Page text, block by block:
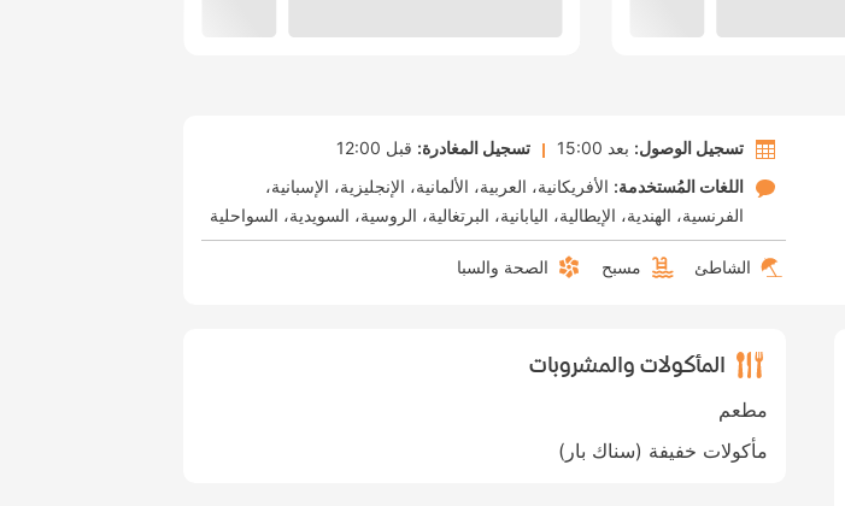
تسجيل الوصول: بعد 15:00 تسجيل المغادرة: قبل 12:00
اللغات المُستخدمة: الأفريكانية العربية الألمانية الإنجليزية
الإسبانية
الفرنسية
الهندية الإيطالية اليابانية البرتغالية الروسية السويدية السواحلية
الشاطئ مسبح الصحة والسبا
المأكولات والمشروبات
مطعم
مأكولات خفيفة (سناك بار)